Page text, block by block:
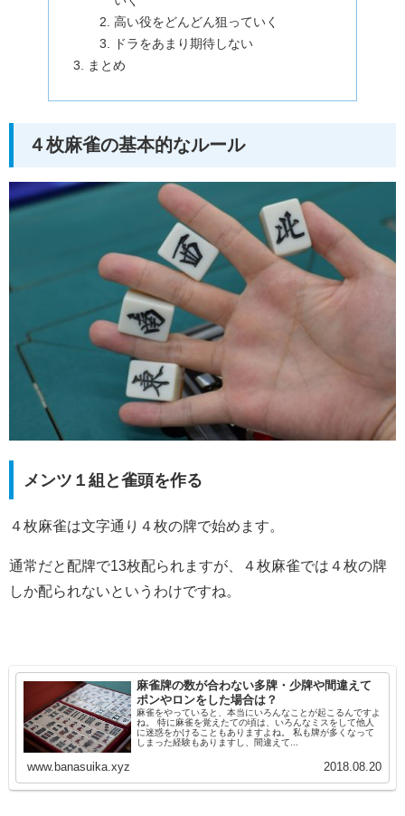
高い役をどんどん狙っていく
ドラをあまり期待しない
まとめ
４枚麻雀の基本的なルール
メンツ１組と雀頭を作る
４枚麻雀は文字通り４枚の牌で始めます。
通常だと配牌で13枚配られますが、４枚麻雀では４枚の牌
しか配られないというわけですね。
麻雀牌の数が合わない多牌・少牌や間違えて
ポンやロンをした場合は？
麻雀をやっていると、本当にいろんなことが起こるんですよ
ね。 特に麻雀を覚えたての頃は、いろんなミスをして他人
に迷惑をかけることもありますよね。 私も牌が多くなって
しまった経験もありますし、間違えて...
www.banasuika.xyz 2018.08.20